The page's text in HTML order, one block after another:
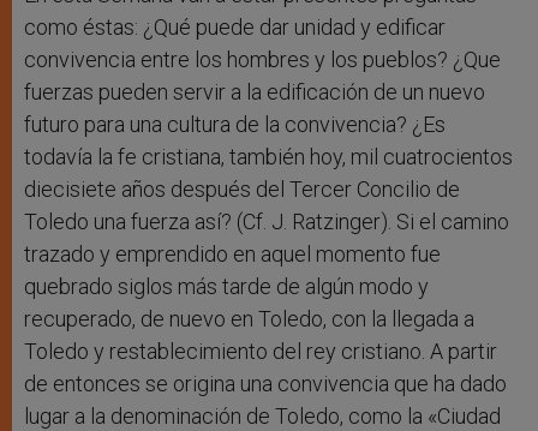
como éstas: ¿Qué puede dar unidad y edificar
convivencia entre los hombres y los pueblos? ¿Que
fuerzas pueden servir a la edificación de un nuevo
futuro para una cultura de la convivencia? ¿Es
todavía la fe cristiana, también hoy, mil cuatrocientos
diecisiete años después del Tercer Concilio de
Toledo una fuerza así? (Cf. J. Ratzinger). Si el camino
trazado y emprendido en aquel momento fue
quebrado siglos más tarde de algún modo y
recuperado, de nuevo en Toledo, con la llegada a
Toledo y restablecimiento del rey cristiano. A partir
de entonces se origina una convivencia que ha dado
lugar a la denominación de Toledo, como la «Ciudad